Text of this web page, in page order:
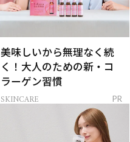
美味しいから無理なく続
く！大人のための新・コ
ラーゲン習慣
SKINCARE PR